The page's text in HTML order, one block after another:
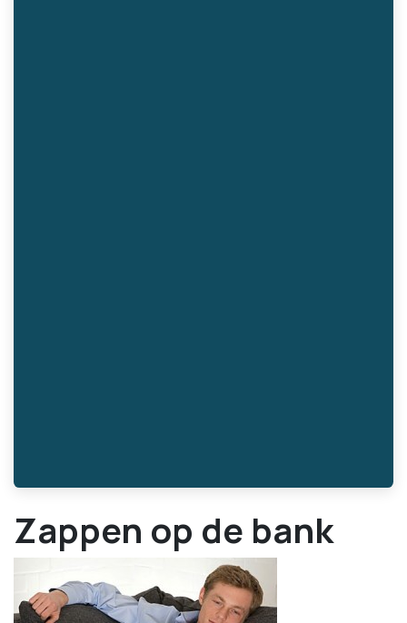
Zappen op de bank